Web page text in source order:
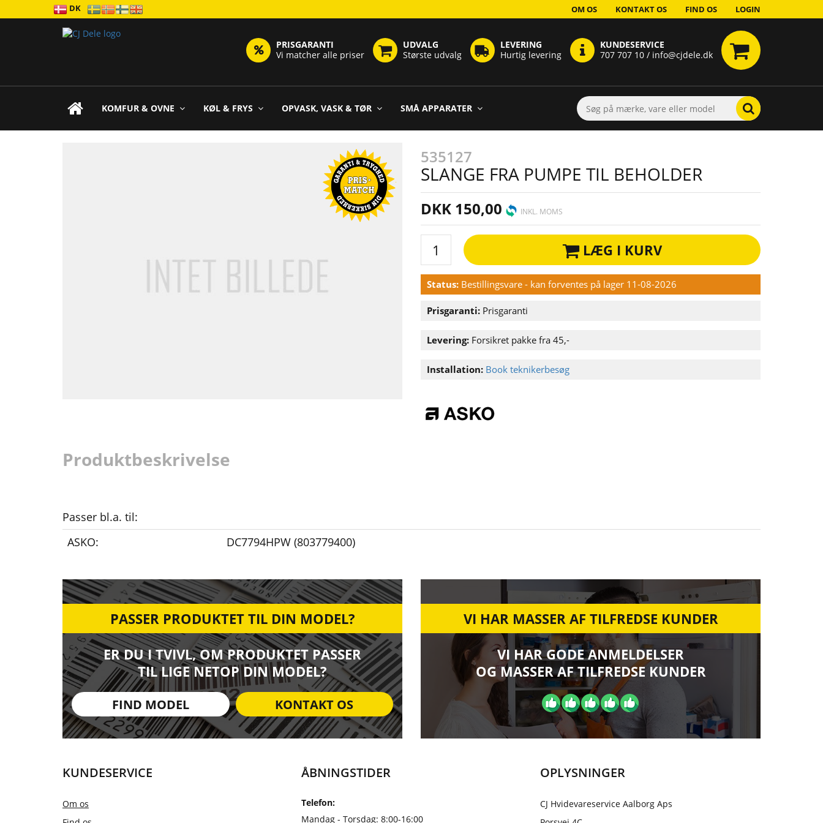
DK OM OS KONTAKT OS FIND OS LOGIN
PRISGARANTI
Vi matcher alle priser
UDVALG
Største udvalg
LEVERING
Hurtig levering
KUNDESERVICE
707 707 10 / info@cjdele.dk
KOMFUR & OVNE KØL & FRYS OPVASK, VASK & TØR SMÅ APPARATER
535127
SLANGE FRA PUMPE TIL BEHOLDER
DKK 150,00 INKL. MOMS
LÆG I KURV
Status: Bestillingsvare - kan forventes på lager 11-08-2026
Prisgaranti: Prisgaranti
Levering: Forsikret pakke fra 45,-
Installation: Book teknikerbesøg
Produktbeskrivelse
Passer bl.a. til:
ASKO:
DC7794HPW (803779400)
PASSER PRODUKTET TIL DIN MODEL?
ER DU I TVIVL, OM PRODUKTET PASSER
TIL LIGE NETOP DIN MODEL?
FIND MODEL KONTAKT OS
VI HAR MASSER AF TILFREDSE KUNDER
VI HAR GODE ANMELDELSER
OG MASSER AF TILFREDSE KUNDER
KUNDESERVICE
Om os
ÅBNINGSTIDER
Telefon:
Mandag - Torsdag: 8:00-16:00
OPLYSNINGER
CJ Hvidevareservice Aalborg Aps